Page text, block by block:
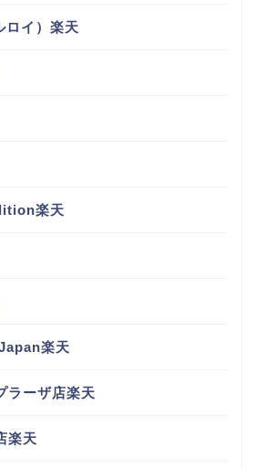
イ）楽天
楽天
楽天
ラーザ店楽天
楽天